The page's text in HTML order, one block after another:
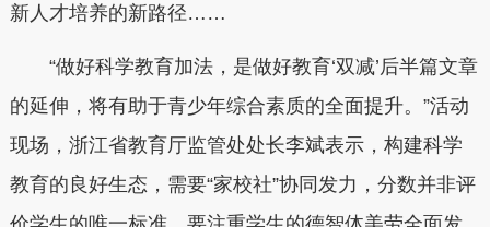
新人才培养的新路径……
“做好科学教育加法，是做好教育‘双减’后半篇文章
的延伸，将有助于青少年综合素质的全面提升。”活动
现场，浙江省教育厅监管处处长李斌表示，构建科学
教育的良好生态，需要“家校社”协同发力，分数并非评